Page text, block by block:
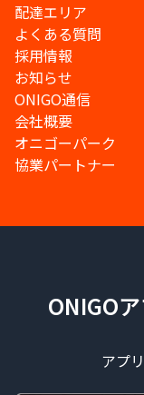
配達エリア
よくある質問
採用情報
お知らせ
ONIGO通信
会社概要
オニゴーパーク
協業パートナー
ONIGO
アプ